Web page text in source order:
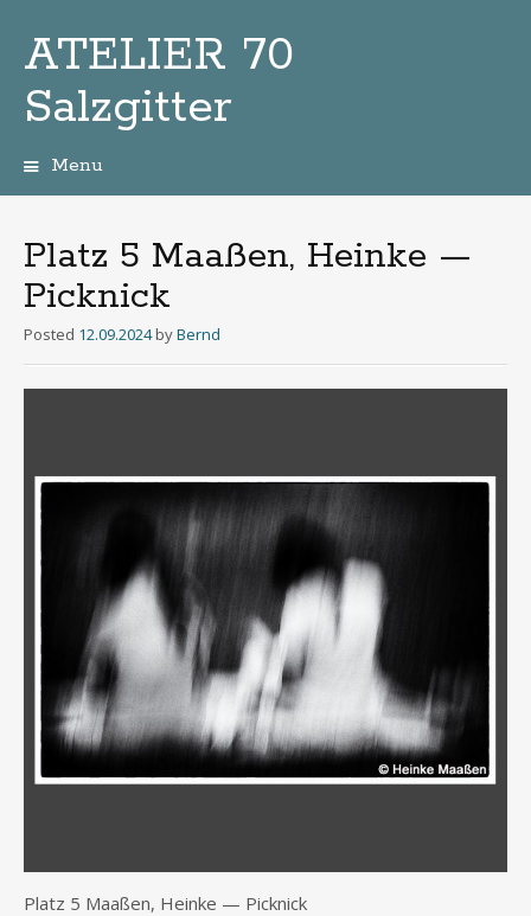
ATELIER 70
Salzgitter
Menu
Platz 5 Maaßen, Heinke —
Picknick
Posted 12.09.2024 byBernd
Platz 5 Maa­ßen, Hein­ke — Picknick